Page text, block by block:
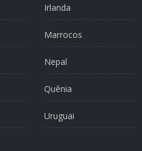
Irlanda
Marrocos
Nepal
Quênia
Uruguai